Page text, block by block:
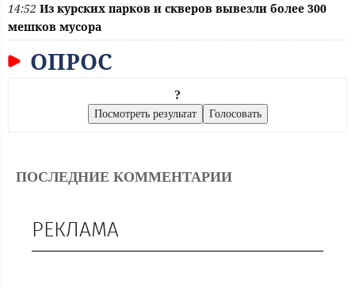
14:52 Из курских парков и скверов вывезли более 300
мешков мусора
ОПРОС
?
ПОСЛЕДНИЕ КОММЕНТАРИИ
РЕКЛАМА